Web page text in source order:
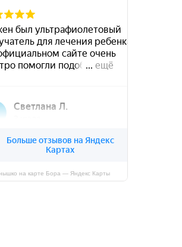
на карте Бора — Яндекс Карты